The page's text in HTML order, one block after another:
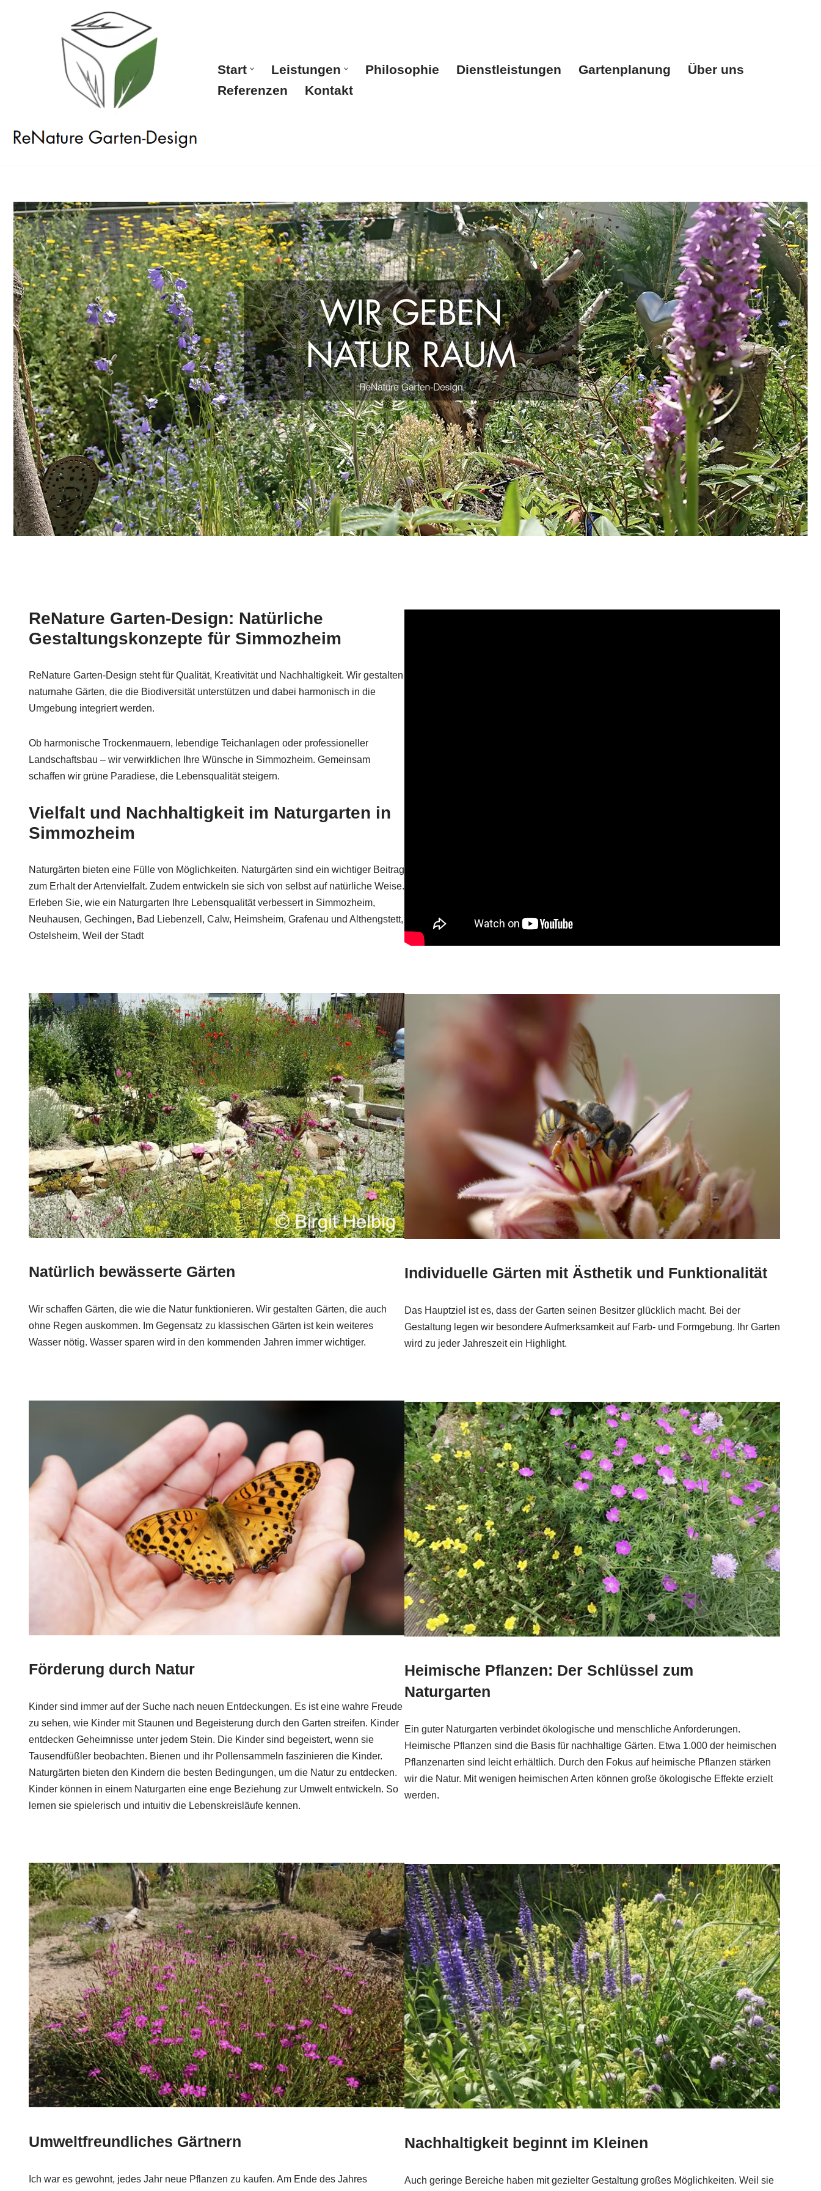
Start Leistungen Philosophie Dienstleistungen Gartenplanung
Über uns
Referenzen
Kontakt
Start Leistungen Philosophie Dienstleistungen Gartenplanung Über uns Referenzen Kontakt
ReNature Garten-Design: Natürliche
Gestaltungskonzepte für Simmozheim
ReNature Garten-Design steht für Qualität, Kreativität und Nachhaltigkeit. Wir gestalten
naturnahe Gärten, die die Biodiversität unterstützen und dabei harmonisch in die
Umgebung integriert werden.
Ob harmonische Trockenmauern, lebendige Teichanlagen oder professioneller
Landschaftsbau – wir verwirklichen Ihre Wünsche in Simmozheim. Gemeinsam
schaffen wir grüne Paradiese, die Lebensqualität steigern.
Vielfalt und Nachhaltigkeit im Naturgarten in
Simmozheim
Naturgärten bieten eine Fülle von Möglichkeiten. Naturgärten sind ein wichtiger Beitrag
zum Erhalt der Artenvielfalt. Zudem entwickeln sie sich von selbst auf natürliche Weise.
Erleben Sie, wie ein Naturgarten Ihre Lebensqualität verbessert in Simmozheim,
Neuhausen, Gechingen, Bad Liebenzell, Calw, Heimsheim, Grafenau und Althengstett,
Ostelsheim, Weil der Stadt
Natürlich bewässerte Gärten
Wir schaffen Gärten, die wie die Natur funktionieren. Wir gestalten Gärten, die auch
ohne Regen auskommen. Im Gegensatz zu klassischen Gärten ist kein weiteres
Wasser nötig. Wasser sparen wird in den kommenden Jahren immer wichtiger.
Individuelle Gärten mit Ästhetik und Funktionalität
Das Hauptziel ist es, dass der Garten seinen Besitzer glücklich macht. Bei der
Gestaltung legen wir besondere Aufmerksamkeit auf Farb- und Formgebung. Ihr Garten
wird zu jeder Jahreszeit ein Highlight.
Förderung durch Natur
Kinder sind immer auf der Suche nach neuen Entdeckungen. Es ist eine wahre Freude
zu sehen, wie Kinder mit Staunen und Begeisterung durch den Garten streifen. Kinder
entdecken Geheimnisse unter jedem Stein. Die Kinder sind begeistert, wenn sie
Tausendfüßler beobachten. Bienen und ihr Pollensammeln faszinieren die Kinder.
Naturgärten bieten den Kindern die besten Bedingungen, um die Natur zu entdecken.
Kinder können in einem Naturgarten eine enge Beziehung zur Umwelt entwickeln. So
lernen sie spielerisch und intuitiv die Lebenskreisläufe kennen.
Heimische Pflanzen: Der Schlüssel zum
Naturgarten
Ein guter Naturgarten verbindet ökologische und menschliche Anforderungen.
Heimische Pflanzen sind die Basis für nachhaltige Gärten. Etwa 1.000 der heimischen
Pflanzenarten sind leicht erhältlich. Durch den Fokus auf heimische Pflanzen stärken
wir die Natur. Mit wenigen heimischen Arten können große ökologische Effekte erzielt
werden.
Umweltfreundliches Gärtnern
Ich war es gewohnt, jedes Jahr neue Pflanzen zu kaufen. Am Ende des Jahres
Nachhaltigkeit beginnt im Kleinen
Auch geringe Bereiche haben mit gezielter Gestaltung großes Möglichkeiten. Weil sie